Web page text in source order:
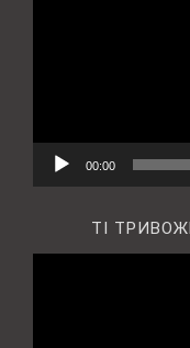
00:00
ТІ